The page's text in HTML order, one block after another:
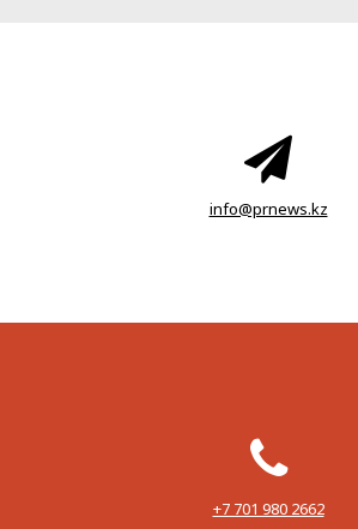
info@prnews.kz
‪+7 701 980 2662‬